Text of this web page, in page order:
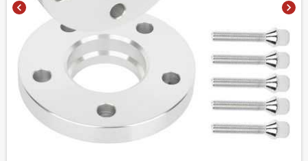
chevron_left chevron_right